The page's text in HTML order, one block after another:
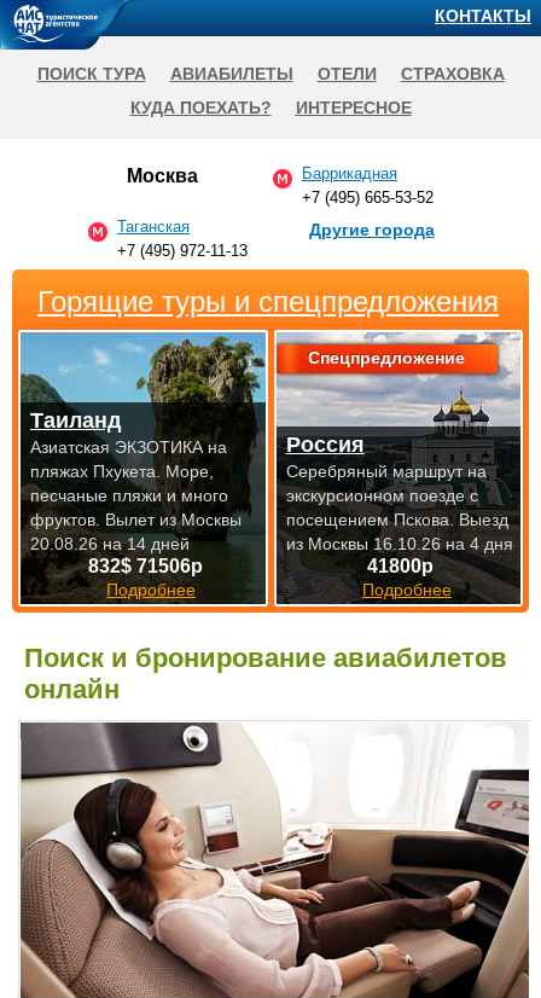
Поиск и бронирование авиабилетов
онлайн
Горящие туры и спецпредложения
832$ 71506р
Подробнее
Таиланд
Азиатская ЭКЗОТИКА на
пляжах Пхукета. Море,
песчаные пляжи и много
фруктов. Вылет из Москвы
20.08.26 на 14 дней
Спецпредложение
41800р
Подробнее
Россия
Серебряный маршрут на
экскурсионном поезде с
посещением Пскова.Выезд
из Москвы 16.10.26 на 4 дня
Москва
Баррикадная
+7 (495) 665-53-52
Таганская
+7 (495) 972-11-13
Другие города
КОНТАКТЫ
ПОИСК ТУРА АВИАБИЛЕТЫ ОТЕЛИ
СТРАХОВКА
КУДА ПОЕХАТЬ?
ИНТЕРЕСНОЕ